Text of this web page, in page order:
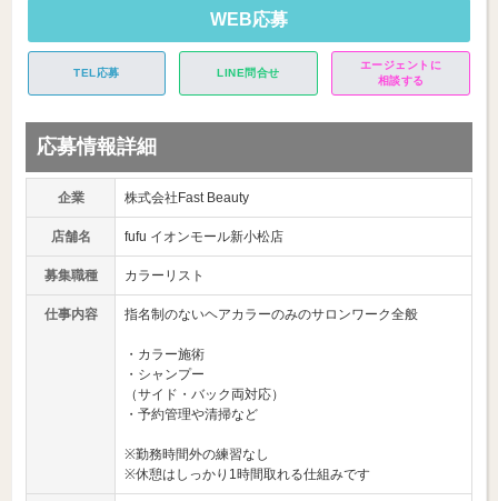
WEB応募
TEL応募 LINE問合せ
エージェントに
相談する
応募情報詳細
企業 株式会社Fast Beauty
店舗名 fufu イオンモール新小松店
募集職種 カラーリスト
仕事内容 指名制のないヘアカラーのみのサロンワーク全般
・カラー施術
・シャンプー
（サイド・バック両対応）
・予約管理や清掃など
※勤務時間外の練習なし
※休憩はしっかり1時間取れる仕組みです